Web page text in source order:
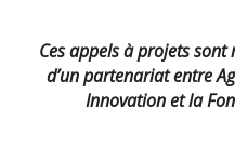
Ces appels à projets
d’un partenariat entre
Innovation et la